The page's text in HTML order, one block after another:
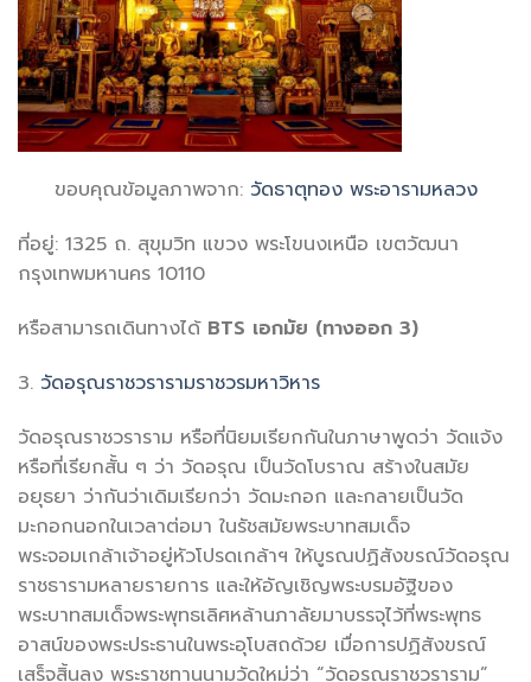
ขอบคุณข้อมูลภาพจาก: วัดธาตุทอง พระอารามหลวง
ที่อยู่: 1325 ถ. สุขุมวิท แขวง พระโขนงเหนือ เขตวัฒนา
กรุงเทพมหานคร 10110
หรือสามารถเดินทางได้ BTS เอกมัย (ทางออก 3)
3. วัดอรุณราชวรารามราชวรมหาวิหาร
วัดอรุณราชวราราม หรือที่นิยมเรียกกันในภาษาพูดว่า วัดแจ้ง
หรือที่เรียกสั้น ๆ ว่า วัดอรุณ เป็นวัดโบราณ สร้างในสมัย
อยุธยา ว่ากันว่าเดิมเรียกว่า วัดมะกอก และกลายเป็นวัด
มะกอกนอกในเวลาต่อมา ในรัชสมัยพระบาทสมเด็จ
พระจอมเกล้าเจ้าอยู่หัวโปรดเกล้าฯ ให้บูรณปฏิสังขรณ์วัดอรุณ
ราชธารามหลายรายการ และให้อัญเชิญพระบรมอัฐิของ
พระบาทสมเด็จพระพุทธเลิศหล้านภาลัยมาบรรจุไว้ที่พระพุทธ
อาสน์ของพระประธานในพระอุโบสถด้วย เมื่อการปฏิสังขรณ์
เสร็จสิ้นลง พระราชทานนามวัดใหม่ว่า “วัดอรุณราชวราราม”